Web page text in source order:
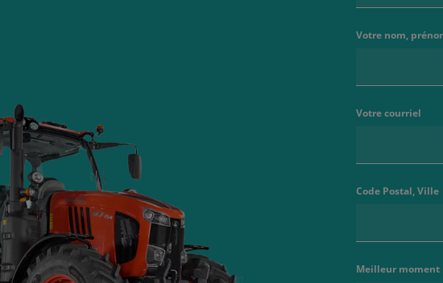
Votre nom,
Votre courriel
Code Postal, Ville
Meilleur moment